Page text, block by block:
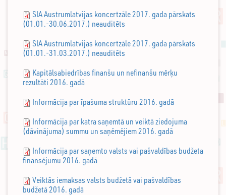
SIA Austrumlatvijas koncertzāle 2017. gada pārskats
(01.01.-30.06.2017.) neauditēts
SIA Austrumlatvijas koncertzāle 2017. gada pārskats
(01.01.-31.03.2017.) neauditēts
Kapitālsabiedrības finanšu un nefinanšu mērķu
rezultāti 2016. gadā
Informācija par īpašuma struktūru 2016. gadā
Informācija par katra saņemtā un veiktā ziedojuma
(dāvinājuma) summu un saņēmējiem 2016. gadā
Informācija par saņemto valsts vai pašvaldības budžeta
finansējumu 2016. gadā
Veiktās iemaksas valsts budžetā vai pašvaldības
budžetā 2016. gadā